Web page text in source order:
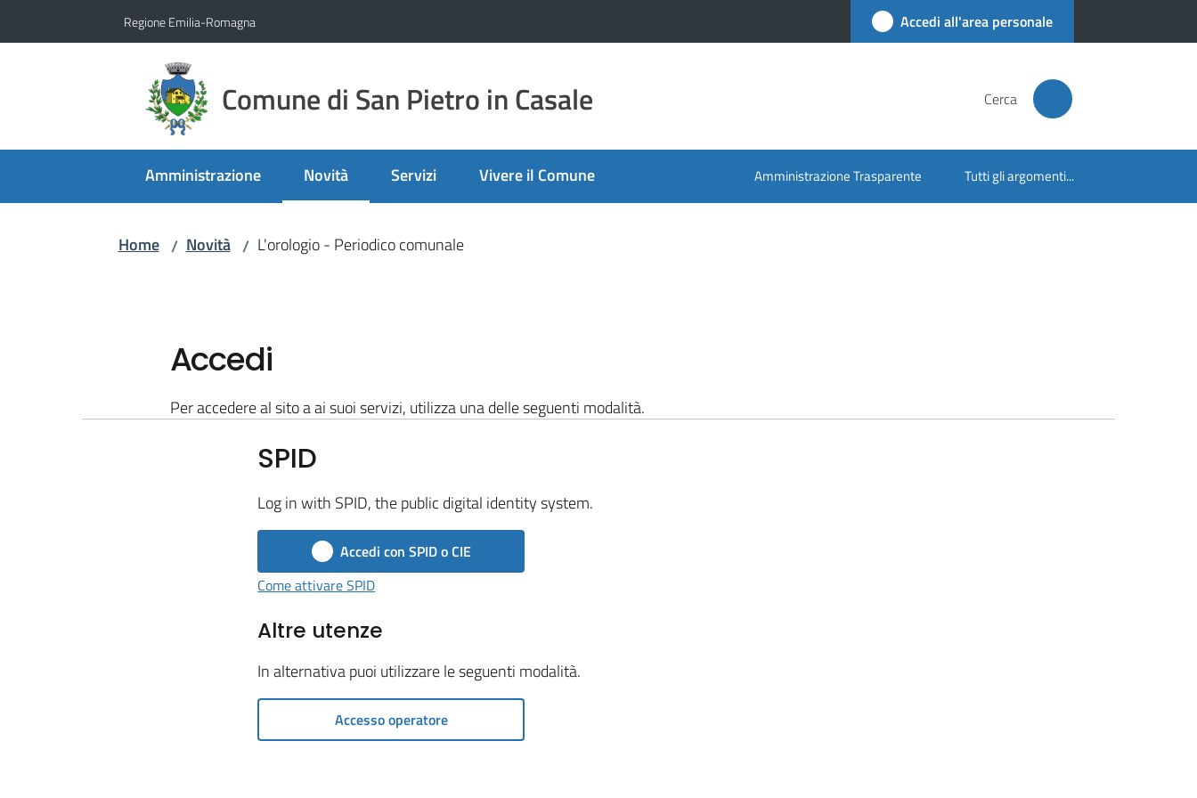
Regione Emilia-Romagna Accedi all'area personale
Comune di San Pietro in Casale Cerca
Amministrazione Novità
Menu selezionato
Servizi Vivere il Comune Amministrazione Trasparente Tutti gli argomenti...
Home / Novità / L'orologio - Periodico comunale
Accedi
Per accedere al sito a ai suoi servizi, utilizza una delle seguenti modalità.
SPID
Log in with SPID, the public digital identity system.
Accedi con SPID o CIE
Come attivare SPID
Altre utenze
In alternativa puoi utilizzare le seguenti modalità.
Accesso operatore